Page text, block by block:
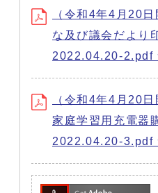
（令和4年4月20
な及び議会だより
2022.04.20-2.pdf
（令和4年4月20
家庭学習用充電器
2022.04.20-3.pdf